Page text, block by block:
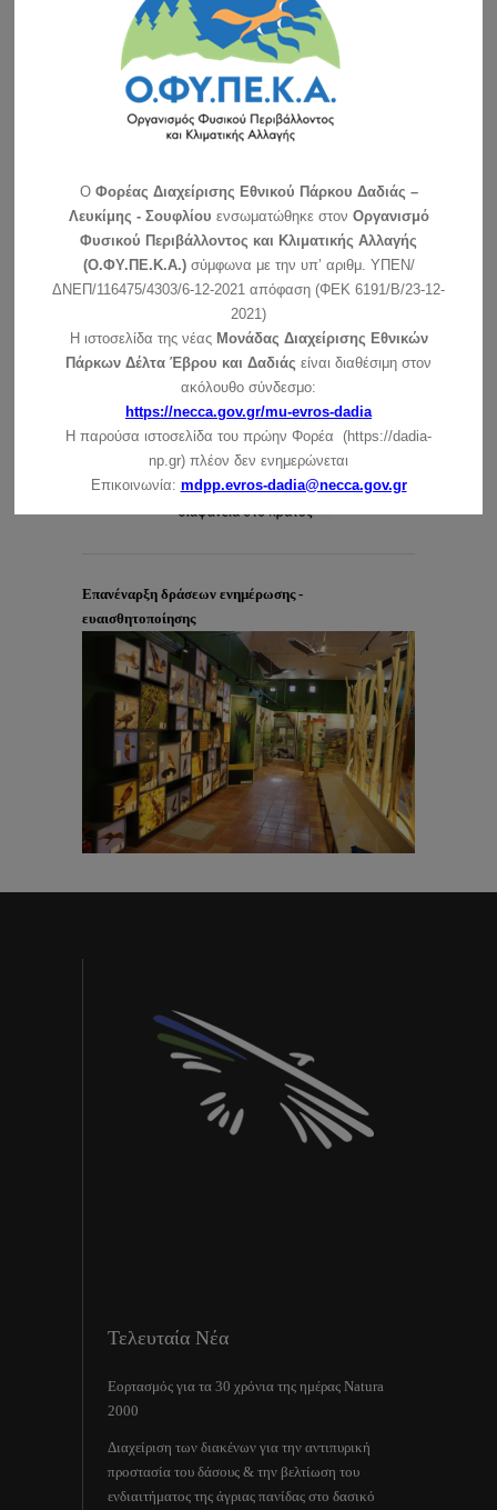
Ανακοίνωση για τη λειτουργία του Κέντρου Ενημέρωσης –
Κυριακές και αργίες
Αγαπητοί φίλοι του Εθνικού Πάρκου: Σας ανακοινώνουμε ότι
το Κέντρο …συνέχεια »
Ανακοίνωση για τη λειτουργία του ΚΕ την Πρωτοχρονιά
Ευχές για τις γιορτές των Χριστουγέννων και της
Πρωτοχρονιάς
συνέχεια »
Επανέναρξη δράσεων ενημέρωσης -
ευαισθητοποίησης
Τελευταία Νέα
Εορτασμός για τα 30 χρόνια της ημέρας Natura
2000
Διαχείριση των διακένων για την αντιπυρική
προστασία του δάσους & την βελτίωση του
ενδιαιτήματος της άγριας πανίδας στο δασικό
O Φορέας Διαχείρισης Εθνικού Πάρκου Δαδιάς –
Λευκίμης - Σουφλίου ενσωματώθηκε στον Οργανισμό
Φυσικού Περιβάλλοντος και Κλιματικής Αλλαγής
(Ο.ΦΥ.ΠΕ.Κ.Α.)σύμφωνα με την υπ’ αριθμ. ΥΠΕΝ/
ΔΝΕΠ/116475/4303/6-12-2021 απόφαση (ΦΕΚ 6191/Β/23-12-
2021)
Η ιστοσελίδα της νέας Μονάδας Διαχείρισης Εθνικών
Πάρκων Δέλτα Έβρου και Δαδιάς είναι διαθέσιμη στον
ακόλουθο σύνδεσμο:
https://necca.gov.gr/mu-evros-dadia
Η παρούσα ιστοσελίδα του πρώην Φορέα (https://dadia-
np.gr) πλέον δεν ενημερώνεται
Επικοινωνία: mdpp.evros-dadia@necca.gov.gr